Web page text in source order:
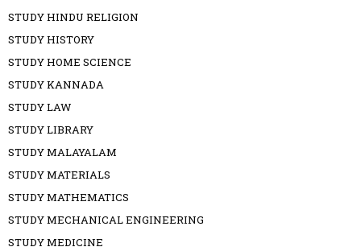
STUDY HINDU RELIGION
STUDY HISTORY
STUDY HOME SCIENCE
STUDY KANNADA
STUDY LAW
STUDY LIBRARY
STUDY MALAYALAM
STUDY MATERIALS
STUDY MATHEMATICS
STUDY MECHANICAL ENGINEERING
STUDY MEDICINE